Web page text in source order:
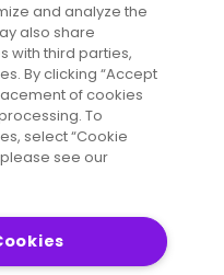
and analyze the
also share
with third parties,
By clicking “Accept
of cookies
To
select “Cookie
see our